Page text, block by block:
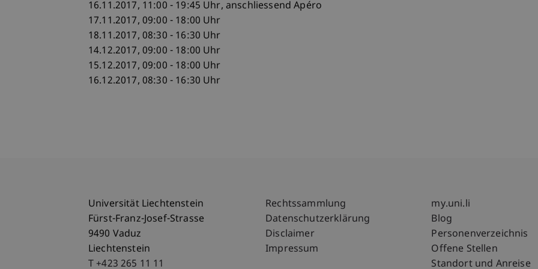
16.11.2017, 11:00 - 19:45 Uhr, anschliessend Apéro
17.11.2017, 09:00 - 18:00 Uhr
18.11.2017, 08:30 - 16:30 Uhr
14.12.2017, 09:00 - 18:00 Uhr
15.12.2017, 09:00 - 18:00 Uhr
16.12.2017, 08:30 - 16:30 Uhr
Universität Liechtenstein
Fürst-Franz-Josef-Strasse
9490 Vaduz
Liechtenstein
T +423 265 11 11
Fußzeile Rechtliche Hinweise
Rechtssammlung
Datenschutzerklärung
Disclaimer
Impressum
Fußzeile
my.uni.li
Blog
Personenverzeichnis
Offene Stellen
Standort und Anreise